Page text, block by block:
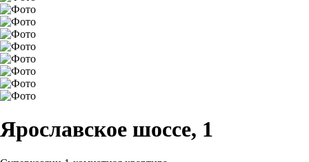
Ярославское шоссе, 1